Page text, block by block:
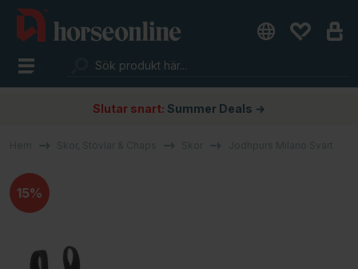
Slutar snart: Summer Deals →
15%